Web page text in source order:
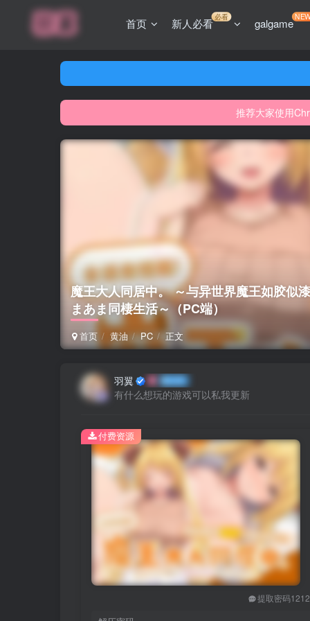
首页 新人必看必看 galgame
推荐大家使用
网站
推荐大家使用
魔王大人同居中。 ～与异世界魔王如胶似
まあま同棲生活～（PC端）
首页 黄油 PC 正文
羽翼
有什么想玩的游戏可以私我更新
提取密码1212
付费资源